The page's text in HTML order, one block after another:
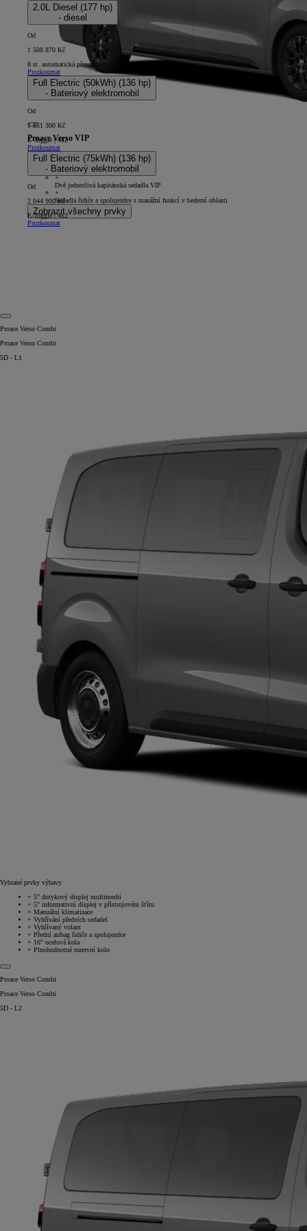
Proace Verso VIP
5D - L2
+
9 reproduktorů
+
Dvě jednotlivá kapitánská sedadla VIP
+
Sedadla řidiče a spolujezdce s masážní funkcí v bederní oblasti
Zobrazit všechny prvky
2.0L Diesel (177 hp)
- diesel
Od
1 508 870 Kč
8 st. automatická převodovka | 4x2
Prozkoumat
Full Electric (50kWh) (136 hp)
- Bateriový elektromobil
Od
1 851 300 Kč
E-Toggle | 4x2
Prozkoumat
Full Electric (75kWh) (136 hp)
- Bateriový elektromobil
Od
2 044 900 Kč
E-Toggle | 4x2
Prozkoumat
Proace Verso Combi
Proace Verso Combi
5D - L1
Vybrané prvky výbavy
+ 5" dotykový displej multimedií
+ 5" informativní displej v přístrojovém šťítu
+ Manuální klimatizace
+ Vyhřívání předních sedadel
+ Vyhřívaný volant
+ Přední airbag řidiče a spolujezdce
+ 16" ocelová kola
+ Plnohodnotné rezervní kolo
Proace Verso Combi
Proace Verso Combi
5D - L2